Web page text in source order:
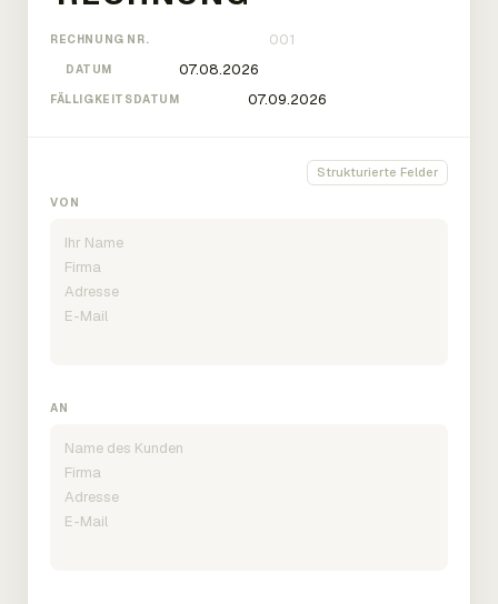
RECHNUNG NR.
DATUM
FÄLLIGKEITSDATUM
Strukturierte Felder
VON
AN